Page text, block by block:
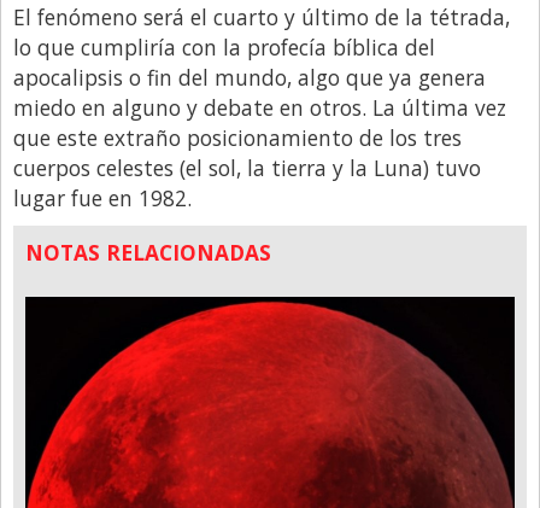
El fenómeno será el cuarto y último de la tétrada,
lo que cumpliría con la profecía bíblica del
apocalipsis o fin del mundo, algo que ya genera
miedo en alguno y debate en otros. La última vez
que este extraño posicionamiento de los tres
cuerpos celestes (el sol, la tierra y la Luna) tuvo
lugar fue en 1982.
NOTAS RELACIONADAS